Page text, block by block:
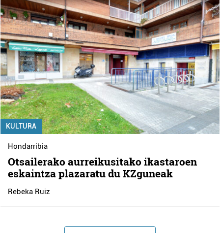
KULTURA
Hondarribia
Otsailerako aurreikusitako ikastaroen
eskaintza plazaratu du KZguneak
Rebeka Ruiz